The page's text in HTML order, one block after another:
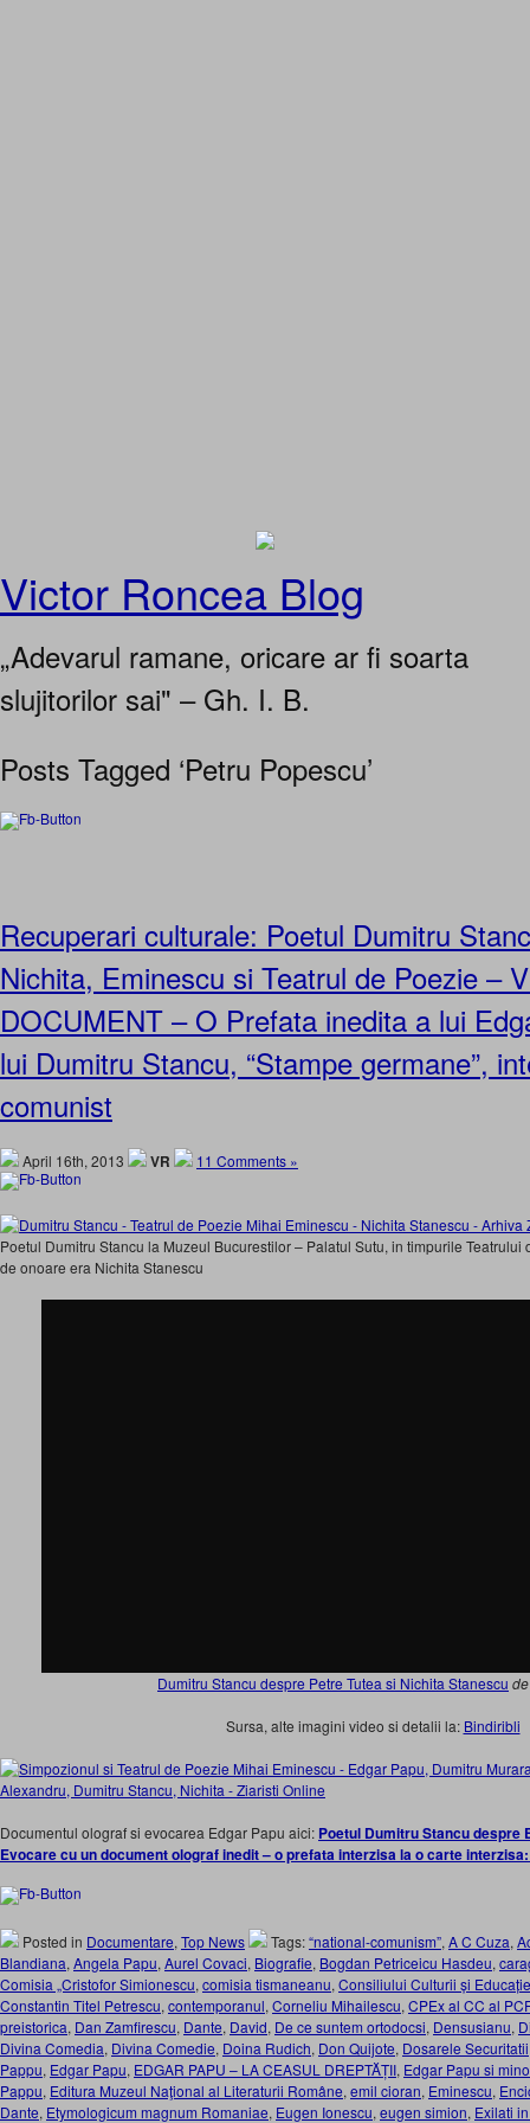
Victor Roncea Blog
„Adevarul ramane, oricare ar fi soarta
slujitorilor sai" – Gh. I. B.
Posts Tagged ‘Petru Popescu’
Recuperari culturale: Poetul Dumitru
Nichita, Eminescu si Teatrul de Poezie –
DOCUMENT – O Prefata inedita a lui
lui Dumitru Stancu, “Stampe germane”,
comunist
April 16th, 2013 VR 11 Comments »
Poetul Dumitru Stancu la Muzeul Bucurestilor – Palatul Sutu, in timpurile
de onoare era Nichita Stanescu
Dumitru Stancu despre Petre Tutea si Nichita Stanescu
Sursa, alte imagini video si detalii la: Bindiribli
Documentul olograf si evocarea Edgar Papu aici: Poetul Dumitru Stancu despre
Evocare cu un document olograf inedit – o prefata interzisa la o carte
Posted in Documentare, Top News Tags:“national-comunism”, A C Cuza,
Blandiana, Angela Papu, Aurel Covaci, Biografie, Bogdan Petriceicu Hasdeu,
Comisia „Cristofor Simionescu, comisia tismaneanu, Consiliului Culturii și
Constantin Titel Petrescu, contemporanul, Corneliu Mihailescu, CPEx al CC al
preistorica, Dan Zamfirescu, Dante, David, De ce suntem ortodocsi, Densusianu,
Divina Comedia, Divina Comedie, Doina Rudich, Don Quijote, Dosarele Securitatii
Pappu, Edgar Papu, EDGAR PAPU – LA CEASUL DREPTĂȚII, Edgar Papu si
Pappu, Editura Muzeul Naţional al Literaturii Române, emil cioran, Eminescu,
Dante, Etymologicum magnum Romaniae, Eugen Ionescu, eugen simion, Exilati